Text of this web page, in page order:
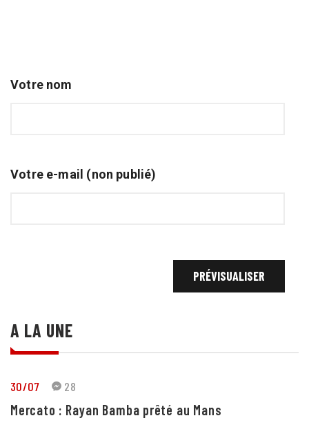
Votre nom
Votre e-mail (non publié)
A LA UNE
30/07 28
Mercato : Rayan Bamba prêté au Mans